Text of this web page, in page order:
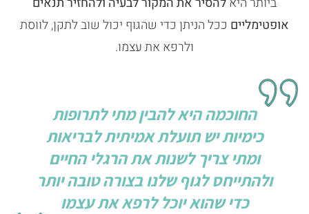
אופטימליים ככל הניתן כדי שהגוף יכול שוב לתקן, לווסת
ולרפא את עצמו.
החוכמה היא להבין מתי לתרופות
כימיות יש תועלת אמיתית לבריאות
ומתי צריך לשנות את הרגלי החיים
ולהתייחס לגוף שלנו בצורה טובה יותר
כדי שהוא יוכל לרפא את עצמו